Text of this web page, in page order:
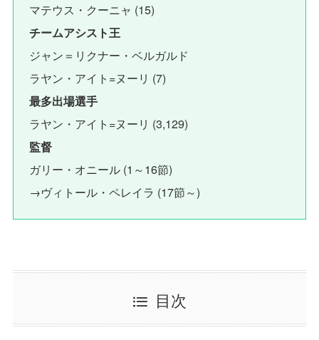
マテウス・クーニャ (15)
チームアシスト王
ジャン＝リクナー・ベルガルド
ラヤン・アイト=ヌーリ (7)
最多出場選手
ラヤン・アイト=ヌーリ (3,129)
監督
ガリー・オニール (1～16節)
→ヴィトール・ペレイラ (17節～)
目次